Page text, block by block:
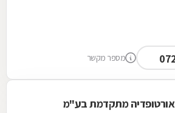
מספר מקשר
מתקדמת בע"מ